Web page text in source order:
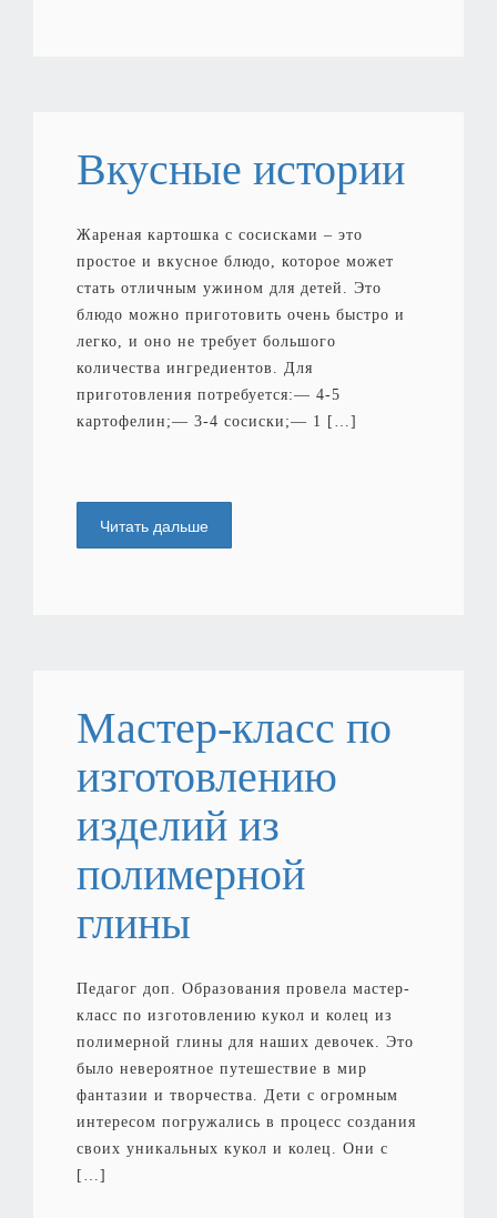
Вкусные истории
Жареная картошка с сосисками – это
простое и вкусное блюдо, которое может
стать отличным ужином для детей. Это
блюдо можно приготовить очень быстро и
легко, и оно не требует большого
количества ингредиентов. Для
приготовления потребуется:— 4-5
картофелин;— 3-4 сосиски;— 1 […]
Читать дальше
Мастер-класс по
изготовлению
изделий из
полимерной
глины
Педагог доп. Образования провела мастер-
класс по изготовлению кукол и колец из
полимерной глины для наших девочек. Это
было невероятное путешествие в мир
фантазии и творчества. Дети с огромным
интересом погружались в процесс создания
своих уникальных кукол и колец. Они с
[…]